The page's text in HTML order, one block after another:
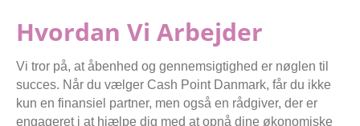
Hvordan Vi Arbejder
Vi tror på, at åbenhed og gennemsigtighed er nøglen til
succes. Når du vælger Cash Point Danmark, får du ikke
kun en finansiel partner, men også en rådgiver, der er
engageret i at hjælpe dig med at opnå dine økonomiske